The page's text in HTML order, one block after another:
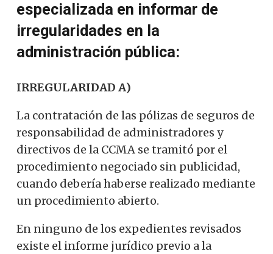
especializada en informar de
irregularidades en la
administración pública:
IRREGULARIDAD A)
La contratación de las pólizas de seguros de
responsabilidad de administradores y
directivos de la CCMA se tramitó por el
procedimiento negociado sin publicidad,
cuando debería haberse realizado mediante
un procedimiento abierto.
En ninguno de los expedientes revisados ​​
existe el informe jurídico previo a la